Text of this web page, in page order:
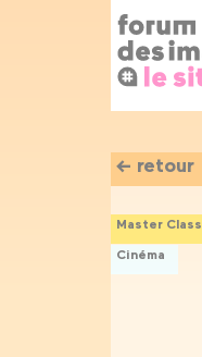
← retour
Master Class
Cinéma